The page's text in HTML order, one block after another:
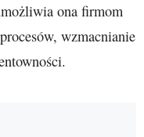
ona firmom
wzmacnianie